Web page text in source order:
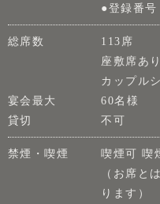
●登録番号
総席数
113席
座敷席あ
カップル
宴会最大
60名様
貸切
不可
禁煙・喫煙
喫煙可 喫
（お席と
ります）